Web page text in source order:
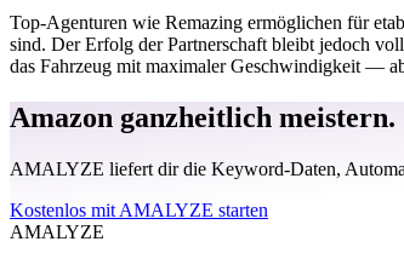
Top-Agenturen wie Remazing ermöglichen für
sind. Der Erfolg der Partnerschaft bleibt jedoch
das Fahrzeug mit maximaler Geschwindigkeit —
Amazon ganzheitlich meistern.
AMALYZE liefert dir die Keyword-Daten,
Kostenlos mit AMALYZE starten
AMALYZE